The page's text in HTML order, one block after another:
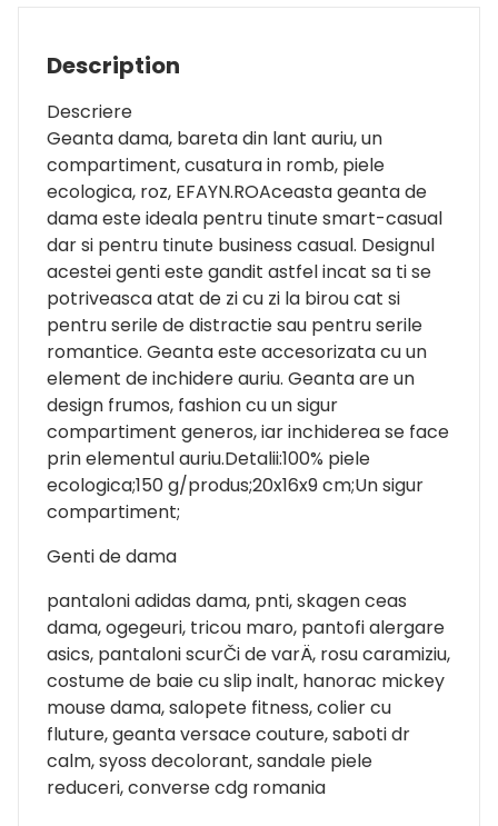
Description
Descriere
Geanta dama, bareta din lant auriu, un
compartiment, cusatura in romb, piele
ecologica, roz, EFAYN.ROAceasta geanta de
dama este ideala pentru tinute smart-casual
dar si pentru tinute business casual. Designul
acestei genti este gandit astfel incat sa ti se
potriveasca atat de zi cu zi la birou cat si
pentru serile de distractie sau pentru serile
romantice. Geanta este accesorizata cu un
element de inchidere auriu. Geanta are un
design frumos, fashion cu un sigur
compartiment generos, iar inchiderea se face
prin elementul auriu.Detalii:100% piele
ecologica;150 g/produs;20x16x9 cm;Un sigur
compartiment;
Genti de dama
pantaloni adidas dama, pnti, skagen ceas
dama, ogegeuri, tricou maro, pantofi alergare
asics, pantaloni scurČi de varÄ, rosu caramiziu,
costume de baie cu slip inalt, hanorac mickey
mouse dama, salopete fitness, colier cu
fluture, geanta versace couture, saboti dr
calm, syoss decolorant, sandale piele
reduceri, converse cdg romania